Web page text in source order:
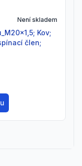
Není skladem
člen;